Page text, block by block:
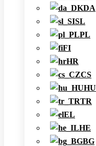
DA
SL
PL
FI
HR
CS
HU
TR
EL
HE
BG